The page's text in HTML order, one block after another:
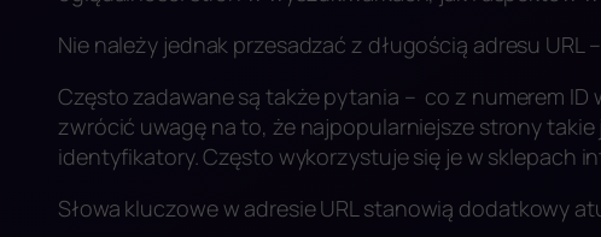
Nie należy jednak przesadzać z długością adresu URL
Często zadawane są także pytania – co z numerem ID
zwrócić uwagę na to, że najpopularniejsze strony
identyfikatory. Często wykorzystuje się je w sklepach
Słowa kluczowe w adresie URL stanowią dodatkowy